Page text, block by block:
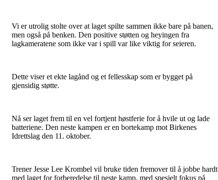
Vi er utrolig stolte over at laget spilte sammen ikke bare på banen,
men også på benken. Den positive støtten og heyingen fra
lagkameratene som ikke var i spill var like viktig for seieren.
Dette viser et ekte lagånd og et fellesskap som er bygget på
gjensidig støtte.
Nå ser laget frem til en vel fortjent høstferie for å hvile ut og lade
batteriene. Den neste kampen er en bortekamp mot Birkenes
Idrettslag den 11. oktober.
Trener Jesse Lee Krombel vil bruke tiden fremover til å jobbe hardt
med laget for forberedelse til neste kamp, med spesielt fokus på